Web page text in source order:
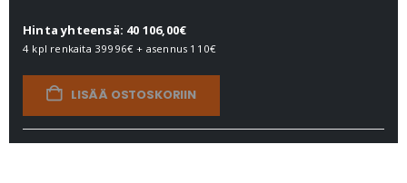
Hinta yhteensä: 40 106,00€
4 kpl renkaita 39996€ + asennus 110€
LISÄÄ OSTOSKORIIN